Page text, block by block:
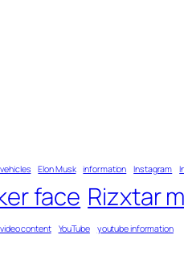
Elon Musk information Instagram
face Rizxtar
video content YouTube youtube information